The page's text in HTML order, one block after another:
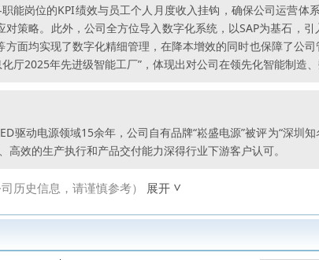
能岗位的KPI绩效与员工个人月度收入挂钩，确保公司运营
策略。此外，公司全方位导入数字化系统，以SAP为基石，
方面均实现了数字化精细管理，在降本增效的同时也保障了公
厅2025年先进级智能工厂”，体现出对公司在领先化智能制造
驱动电源领域15余年，公司自有品牌“崧盛电源”被评为“深圳知
高效的生产执行和产品交付能力深得行业下游客户认可。
历史信息，请谨慎参考） 展开